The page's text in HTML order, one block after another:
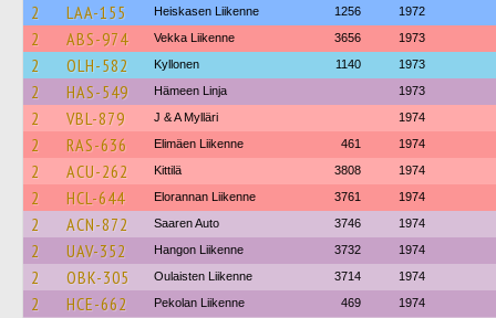
2 LAA-155 Heiskasen Liikenne 1256 1972
2 ABS-974 Vekka Liikenne 3656 1973
2 OLH-582 Kyllonen 1140 1973
2 HAS-549 Hämeen Linja 1973
2 VBL-879 J & A Mylläri 1974
2 RAS-636 Elimäen Liikenne 461 1974
2 ACU-262 Kittilä 3808 1974
2 HCL-644 Elorannan Liikenne 3761 1974
2 ACN-872 Saaren Auto 3746 1974
2 UAV-352 Hangon Liikenne 3732 1974
2 OBK-305 Oulaisten Liikenne 3714 1974
2 HCE-662 Pekolan Liikenne 469 1974